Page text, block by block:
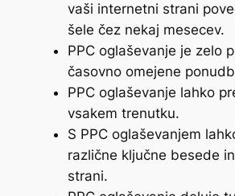
vaši internetni strani
šele čez nekaj mesecev.
PPC oglaševanje je zelo
časovno omejene
PPC oglaševanje lahko
vsakem trenutku.
S PPC oglaševanjem
različne ključne besede
strani.